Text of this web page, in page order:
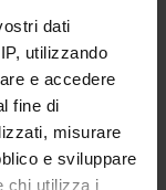
dati
utilizzando
e accedere
fine di
misurare
e sviluppare
chi utilizza i